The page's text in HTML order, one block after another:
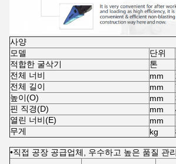
사양
모델
단위
적합한 굴삭기
톤
전체 너비
mm
전체 길이
mm
높이(O)
mm
핀 직경(D)
mm
열린 너비(E)
mm
무게
kg
•직접 공장 공급업체, 우수하고 높은 품질 관리